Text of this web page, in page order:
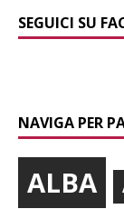
SEGUICI SU
NAVIGA PER
ALBA